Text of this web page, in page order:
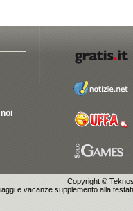
Copyright ©
e vacanze supplemento alla